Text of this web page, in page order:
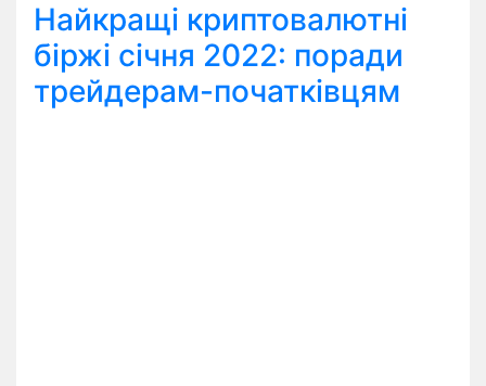
Найкращі криптовалютні
біржі січня 2022: поради
трейдерам-початківцям